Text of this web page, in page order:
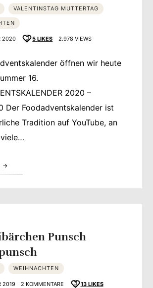
VALENTINSTAG MUTTERTAG
2020 5 LIKES 2.978 VIEWS
öffnen wir heute
16.
2020 –
Der Foodadventskalender ist
Tradition auf YouTube, an
Punsch
WEIHNACHTEN
2019 2 KOMMENTARE 13 LIKES